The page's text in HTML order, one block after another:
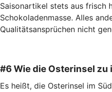
Saisonartikel stets aus frisch
Schokoladenmasse. Alles
Qualitätsansprüchen nicht
#6 Wie die Osterinsel zu
Es heißt, die Osterinsel im